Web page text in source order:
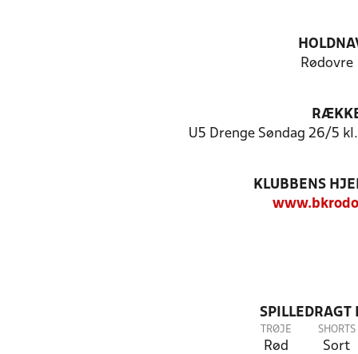
Rødovre
U5 Drenge Søndag 26/5
KLUBBENS
SPILLEDRAGT
TRØJE
Rød
SHORTS
Sort